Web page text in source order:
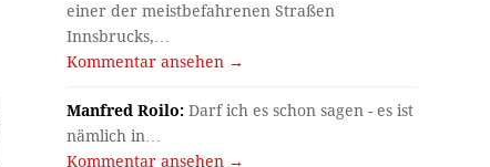
einer der meistbefahrenen Straßen
Innsbrucks,…
Kommentar ansehen →
Manfred Roilo: Darf ich es schon sagen - es ist
nämlich in…
Kommentar ansehen →